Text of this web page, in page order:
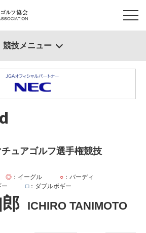
ュアゴルフ選手権競技
ICHIRO TANIMOTO
◎ ：イーグル ○ ：バーディ
ー □：ダブルボギー
競技メニュー